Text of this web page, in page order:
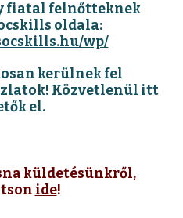
fiatal felnőtteknek
oldala:
wp/
kerülnek fel
Közvetlenül itt
el.
küldetésünkről,
ide!